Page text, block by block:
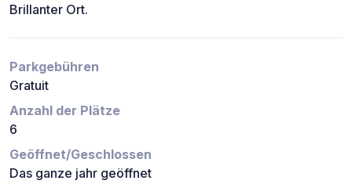
Brillanter Ort.
Parkgebühren
Gratuit
Anzahl der Plätze
6
Geöffnet/Geschlossen
Das ganze jahr geöffnet